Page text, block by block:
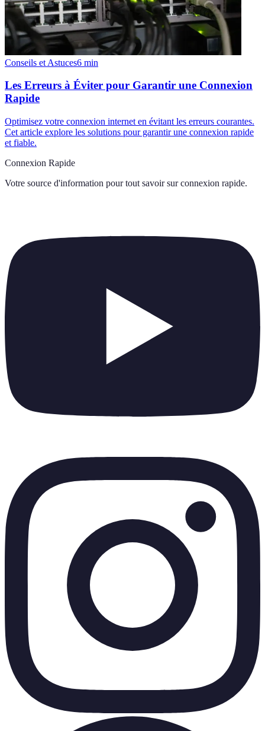
Conseils et Astuces6 min
Les Erreurs à Éviter pour Garantir une Connexion
Rapide
Optimisez votre connexion internet en évitant les erreurs courantes.
Cet article explore les solutions pour garantir une connexion rapide
et fiable.
Connexion Rapide
Votre source d'information pour tout savoir sur connexion rapide.